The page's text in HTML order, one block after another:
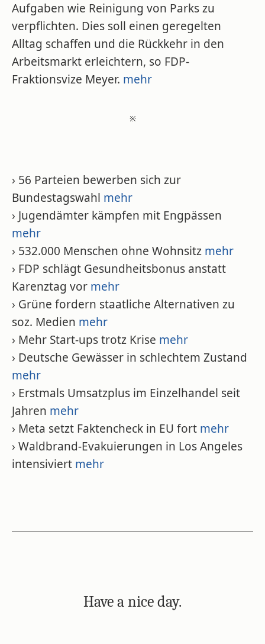
Aufgaben wie Reinigung von Parks zu
verpflichten. Dies soll einen geregelten
Alltag schaffen und die Rückkehr in den
Arbeitsmarkt erleichtern, so FDP-
Fraktionsvize Meyer. mehr
※
› 56 Parteien bewerben sich zur
Bundestagswahl mehr
› Jugendämter kämpfen mit Engpässen
mehr
› 532.000 Menschen ohne Wohnsitz mehr
› FDP schlägt Gesundheitsbonus anstatt
Karenztag vor mehr
› Grüne fordern staatliche Alternativen zu
soz. Medien mehr
› Mehr Start-ups trotz Krise mehr
› Deutsche Gewässer in schlechtem Zustand
mehr
› Erstmals Umsatzplus im Einzelhandel seit
Jahren mehr
› Meta setzt Faktencheck in EU fort mehr
› Waldbrand-Evakuierungen in Los Angeles
intensiviert mehr
Have a nice day.